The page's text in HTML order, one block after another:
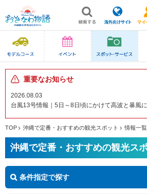
重要なお知らせ
2026.08.03
台風13号情報｜5日～8日頃にかけて高波と暴風
TOP 沖縄で定番・おすすめの観光スポット 情報一覧
沖縄で定番・おすすめの観光ス
条件指定で探す